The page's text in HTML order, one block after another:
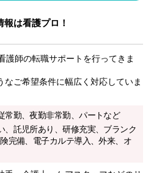
は看護プロ！
護師の転職サポートを行ってきま
なご希望条件に幅広く対応していま
常勤、夜勤非常勤、パートなど
、託児所あり、研修充実、ブランク
完備、電子カルテ導入、外来、オ